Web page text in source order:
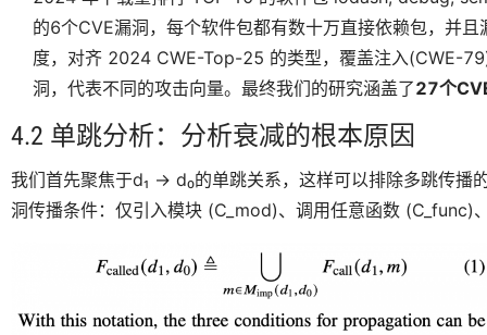
的6个CVE漏洞，每个软件包都有数十万直接依赖包，并
度，对齐 2024 CWE-Top-25 的类型，覆盖注入(CWE-
洞，代表不同的攻击向量。最终我们的研究涵盖了27个
4.2 单跳分析：分析衰减的根本原因
我们首先聚焦于d₁ → d₀的单跳关系，这样可以排除多跳传播
洞传播条件：仅引入模块 (C_mod)、调用任意函数 (C_func)